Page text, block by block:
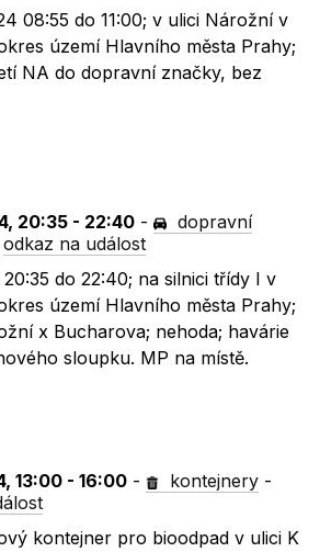
08:55 do 11:00; v ulici Nárožní v
území Hlavního města Prahy;
NA do dopravní značky, bez
20:35 - 22:40 -
dopravní
odkaz na událost
20:35 do 22:40; na silnici třídy I v
území Hlavního města Prahy;
x Bucharova; nehoda; havárie
sloupku. MP na místě.
13:00 - 16:00 - kontejnery -
kontejner pro bioodpad v ulici K